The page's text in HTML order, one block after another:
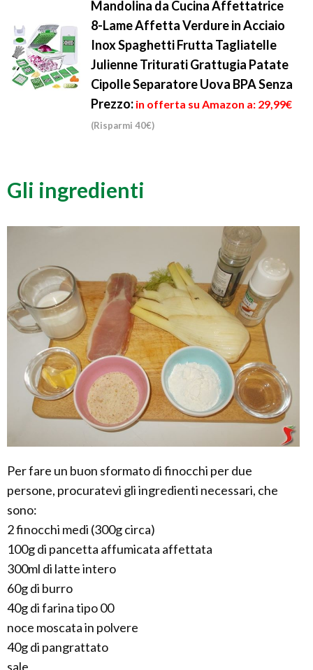
Mandolina da Cucina Affettatrice
8-Lame Affetta Verdure in Acciaio
Inox Spaghetti Frutta Tagliatelle
Julienne Triturati Grattugia Patate
Cipolle Separatore Uova BPA Senza
Prezzo: in offerta su Amazon a: 29,99€
(Risparmi 40€)
Gli ingredienti
Per fare un buon sformato di finocchi per due
persone, procuratevi gli ingredienti necessari, che
sono:
2 finocchi medi (300g circa)
100g di pancetta affumicata affettata
300ml di latte intero
60g di burro
40g di farina tipo 00
noce moscata in polvere
40g di pangrattato
sale